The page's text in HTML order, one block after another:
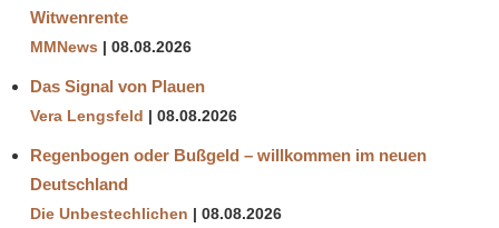
Witwenrente
MMNews 08.08.2026
Das Signal von Plauen
Vera Lengsfeld 08.08.2026
Regenbogen oder Bußgeld – willkommen im neuen
Deutschland
Die Unbestechlichen 08.08.2026